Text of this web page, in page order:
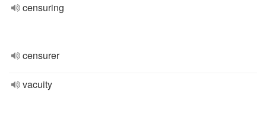
censuring
censurer
vacuity